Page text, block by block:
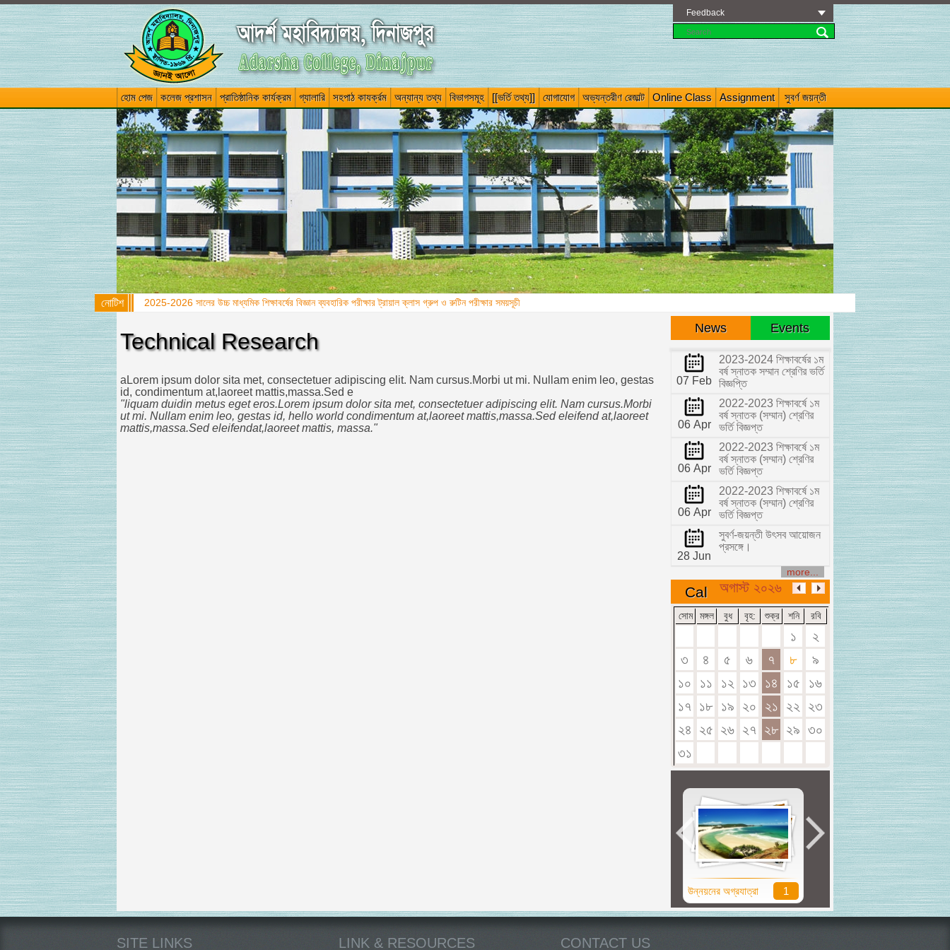
Feedback
হোম পেজ কলেজ প্রশাসন প্রাতিষ্ঠানিক কার্যক্রম গ্যালারি সহপাঠ কাযর্ক্রম অন্যান্য তথ্য বিভাগসমূহ [[ভর্তি তথ্য]] যোগাযোগ অভ্যন্তরীণ রেজাল্ট Online Class Assignment সুবর্ণ জয়ন্তী
নোটিশ উচ্চ মাধ্যমিক সার্টিফিকেট ফাইনাল পরীক্ষা-2026 পরীক্ষার প্রবেশ পত্রে QR Code জটিলতা প্রসঙ্গে
Technical Research
aLorem ipsum dolor sita met, consectetuer adipiscing elit. Nam cursus.Morbi ut mi. Nullam enim leo, gestas
id, condimentum at,laoreet mattis,massa.Sed e
"liquam duidin metus eget eros.Lorem ipsum dolor sita met, consectetuer adipiscing elit. Nam cursus.Morbi
ut mi. Nullam enim leo, gestas id, hello world condimentum at,laoreet mattis,massa.Sed eleifend at,laoreet
mattis,massa.Sed eleifendat,laoreet mattis, massa."
News Events
07 Feb
2023-2024 শিক্ষাবর্ষের ১ম
বর্ষ স্নাতক সম্মান শ্রেণির ভর্তি
বিজ্ঞপ্তি
06 Apr
2022-2023 শিক্ষাবর্ষে ১ম
বর্ষ স্নাতক (সম্মান) শ্রেণির
ভর্তি বিজ্ঞপ্ত
06 Apr
2022-2023 শিক্ষাবর্ষে ১ম
বর্ষ স্নাতক (সম্মান) শ্রেণির
ভর্তি বিজ্ঞপ্ত
06 Apr
2022-2023 শিক্ষাবর্ষে ১ম
বর্ষ স্নাতক (সম্মান) শ্রেণির
ভর্তি বিজ্ঞপ্ত
28 Jun
সুবর্ণ-জয়ন্তী উৎসব আয়োজন
প্রসঙ্গে।
more...
Cal অগাস্ট ২০২৬
সোম মঙ্গল বুধ বৃহ: শুক্র শনি রবি
১
২
৩
৪ ৫ ৬ ৭ ৮
৯
১০
১১ ১২ ১৩ ১৪ ১৫
১৬
১৭ ১৮ ১৯ ২০ ২১ ২২
২৩
২৪ ২৫ ২৬ ২৭ ২৮ ২৯ ৩০
৩১
1
উন্নয়নের অগ্রযাত্রা 0
সুবর্ণ জয়ন্তী
SITE LINKS LINK & RESOURCES CONTACT US